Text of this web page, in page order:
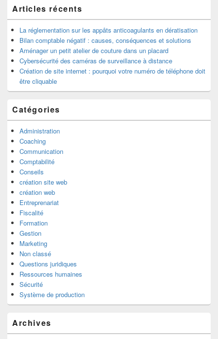
Articles récents
La réglementation sur les appâts anticoagulants en dératisation
Bilan comptable négatif : causes, conséquences et solutions
Aménager un petit atelier de couture dans un placard
Cybersécurité des caméras de surveillance à distance
Création de site internet : pourquoi votre numéro de téléphone doit
être cliquable
Catégories
Administration
Coaching
Communication
Comptabilité
Conseils
création site web
création web
Entreprenariat
Fiscalité
Formation
Gestion
Marketing
Non classé
Questions juridiques
Ressources humaines
Sécurité
Système de production
Archives